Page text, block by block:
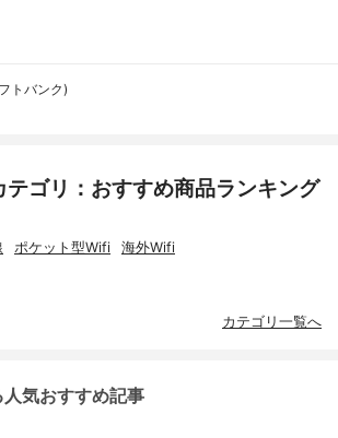
トバンク)
ゴリ：おすすめ商品ランキング
ポケット型Wifi 海外Wifi
カテゴリ一覧へ
気おすすめ記事